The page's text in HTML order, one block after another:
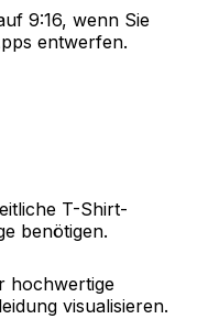
9:16, wenn Sie
entwerfen.
T-Shirt-
benötigen.
hochwertige
visualisieren.